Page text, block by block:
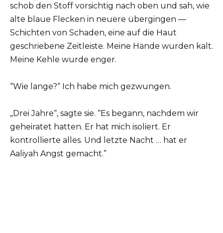
schob den Stoff vorsichtig nach oben und sah, wie
alte blaue Flecken in neuere übergingen —
Schichten von Schaden, eine auf die Haut
geschriebene Zeitleiste. Meine Hände wurden kalt.
Meine Kehle wurde enger.
“Wie lange?“ Ich habe mich gezwungen.
„Drei Jahre“, sagte sie. “Es begann, nachdem wir
geheiratet hatten. Er hat mich isoliert. Er
kontrollierte alles. Und letzte Nacht … hat er
Aaliyah Angst gemacht.”